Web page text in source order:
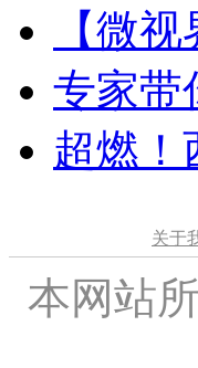
【微
专家带
超燃！
关于
本网站